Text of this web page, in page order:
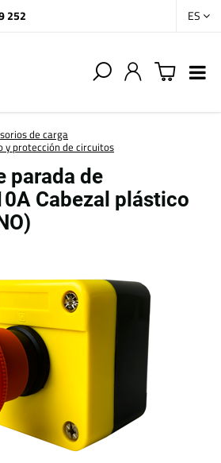
252 ES
de carga
y protección de circuitos
parada de
Cabezal plástico